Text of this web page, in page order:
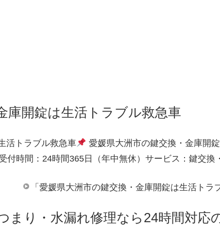
庫開錠は生活トラブル救急車
活トラブル救急車
愛媛県大洲市の鍵交換・金庫開
付時間：24時間365日（年中無休）サービス：鍵交換
「愛媛県大洲市の鍵交換・金庫開錠は生活トラ
まり・水漏れ修理なら24時間対応